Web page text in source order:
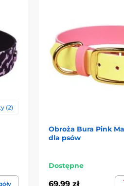
(2)
Obroża Bura Pink
dla psów
Dostępne
69.99 zł